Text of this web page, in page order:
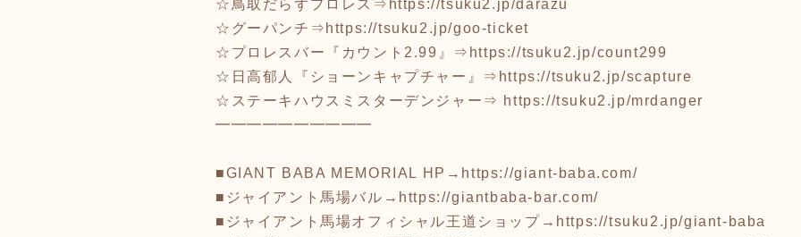
☆鳥取だらずプロレス⇒ https://tsuku2.jp/darazu
☆グーパンチ⇒ https://tsuku2.jp/goo-ticket
☆プロレスバー『カウント2.99』⇒ https://tsuku2.jp/count299
☆日高郁人『ショーンキャプチャー』⇒ https://tsuku2.jp/scapture
☆ステーキハウスミスターデンジャー⇒ https://tsuku2.jp/mrdanger
━━━━━━━━━━
■GIANT BABA MEMORIAL HP→ https://giant-baba.com/
■ジャイアント馬場バル→ https://giantbaba-bar.com/
■ジャイアント馬場オフィシャル王道ショップ→ https://tsuku2.jp/giant-baba